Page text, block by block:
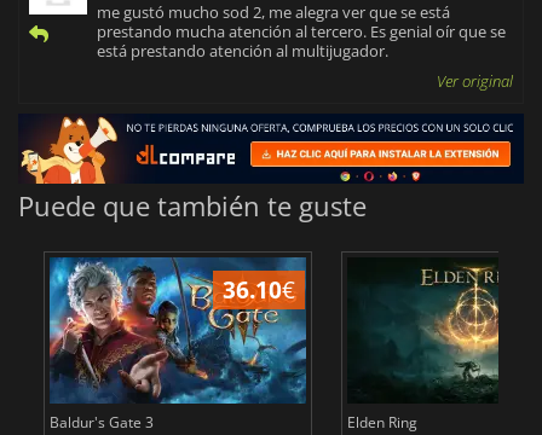
me gustó mucho sod 2, me alegra ver que se está
prestando mucha atención al tercero. Es genial oír que se
está prestando atención al multijugador.
Ver original
Puede que también te guste
36.10€
Baldur's Gate 3 Elden Ring